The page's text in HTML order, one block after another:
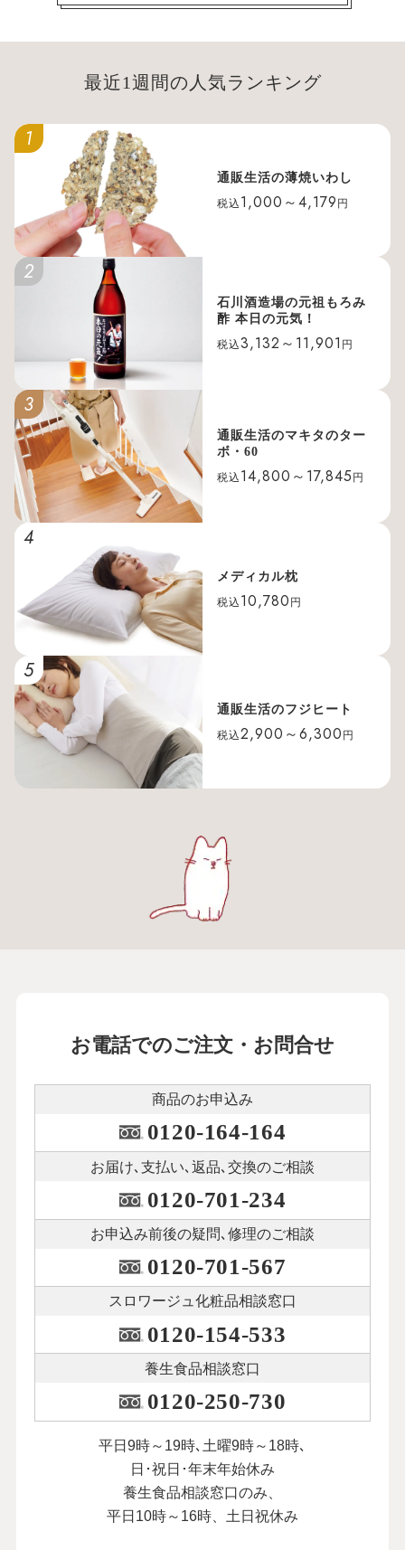
最近1週間の人気ランキング
1
通販生活の薄焼いわし
税込 1,000～4,179 円
2
石川酒造場の元祖もろみ
酢 本日の元気！
税込3,132～11,901 円
3
通販生活のマキタのター
ボ・60
税込 14,800～17,845 円
4
メディカル枕
税込 10,780 円
5
通販生活のフジヒート
税込2,900～6,300 円
お電話でのご注文・お問合せ
商品のお申込み
0120-164-164
お届け､支払い､ 返品､交換のご相談
0120-701-234
お申込み前後の疑問､修理のご相談
0120-701-567
スロワージュ化粧品相談窓口
0120-154-533
養生食品相談窓口
0120-250-730
平日9時～19時､土曜9時～18時､
日･祝日･年末年始休み
養生食品相談窓口のみ、
平日10時～16時、土日祝休み